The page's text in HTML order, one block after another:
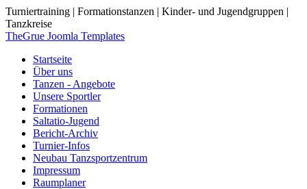
Turniertraining | Formationstanzen | Kinder- und Jugendgruppen |
Tanzkreise
TheGrue Joomla Templates
Startseite
Über uns
Tanzen - Angebote
Unsere Sportler
Formationen
Saltatio-Jugend
Bericht-Archiv
Turnier-Infos
Neubau Tanzsportzentrum
Impressum
Raumplaner